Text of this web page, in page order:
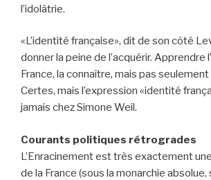
l’idolâtrie.
«L’identité française», dit de son côté
donner la peine de l’acquérir. Apprendre
France, la connaître, mais pas seulement
Certes, mais l’expression «identité
jamais chez Simone Weil.
Courants politiques rétrogrades
L’Enracinement est très exactement
de la France (sous la monarchie absolue,